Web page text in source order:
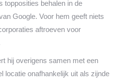
topposities behalen in de
Google. Voor hem geeft niets
aftroeven voor
hij overigens samen met een
locatie onafhankelijk uit als zijnde